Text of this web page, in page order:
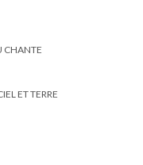
CHANTE
ET TERRE